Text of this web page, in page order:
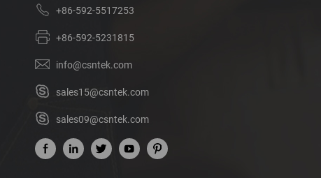
+86-592-5517253
+86-592-5231815
info@csntek.com
sales15@csntek.com
sales09@csntek.com